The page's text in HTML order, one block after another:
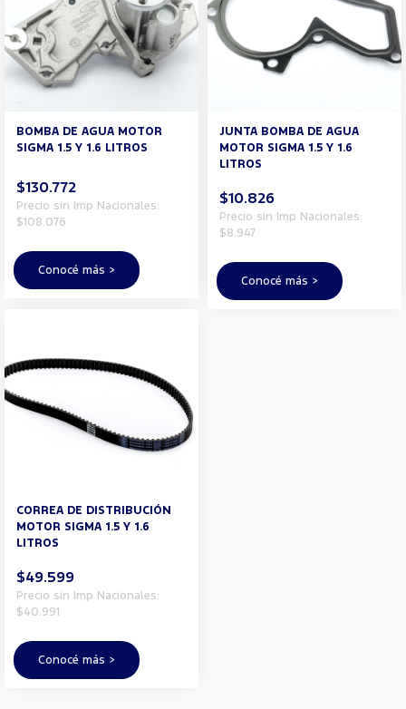
BOMBA DE AGUA MOTOR
SIGMA 1.5 Y 1.6 LITROS
$130.772
Precio sin Imp Nacionales:
$108.076
Conocé más >
JUNTA BOMBA DE AGUA
MOTOR SIGMA 1.5 Y 1.6
LITROS
$10.826
Precio sin Imp Nacionales:
$8.947
Conocé más >
CORREA DE DISTRIBUCIÓN
MOTOR SIGMA 1.5 Y 1.6
LITROS
$49.599
Precio sin Imp Nacionales:
$40.991
Conocé más >